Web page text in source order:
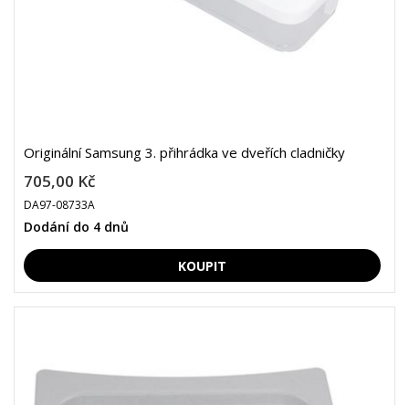
Originální Samsung 3. přihrádka ve dveřích cladničky
705,00 Kč
DA97-08733A
Dodání do 4 dnů